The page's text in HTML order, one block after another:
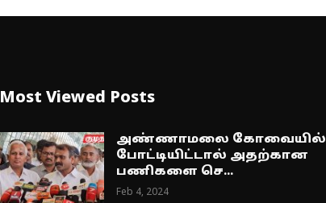
Most Viewed Posts
அண்ணாமலை கோவையில்
போட்டியிட்டால் அதற்கான
பணிகளை செ...
Feb 4, 2024